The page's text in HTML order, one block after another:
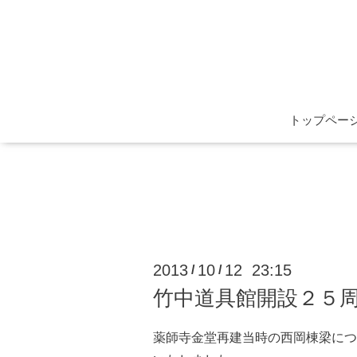
トップペー
2013 / 10 / 12 23:15
竹中道具館開設２５
薬師寺金堂再建当時の西岡棟梁に